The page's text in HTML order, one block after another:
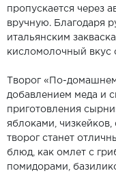
пропускается через
вручную. Благодаря
итальянским
кисломолочный вкус
Творог «По-
добавлением меда и
приготовления
яблоками,
творог станет
блюд, как омлет с
помидорами,